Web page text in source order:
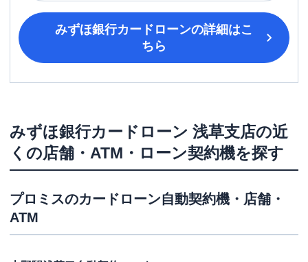
みずほ銀行カードローンの詳細はこ
ちら
みずほ銀行カードローン 浅草支店の近
くの店舗・ATM・ローン契約機を探す
プロミスのカードローン自動契約機・店舗・
ATM